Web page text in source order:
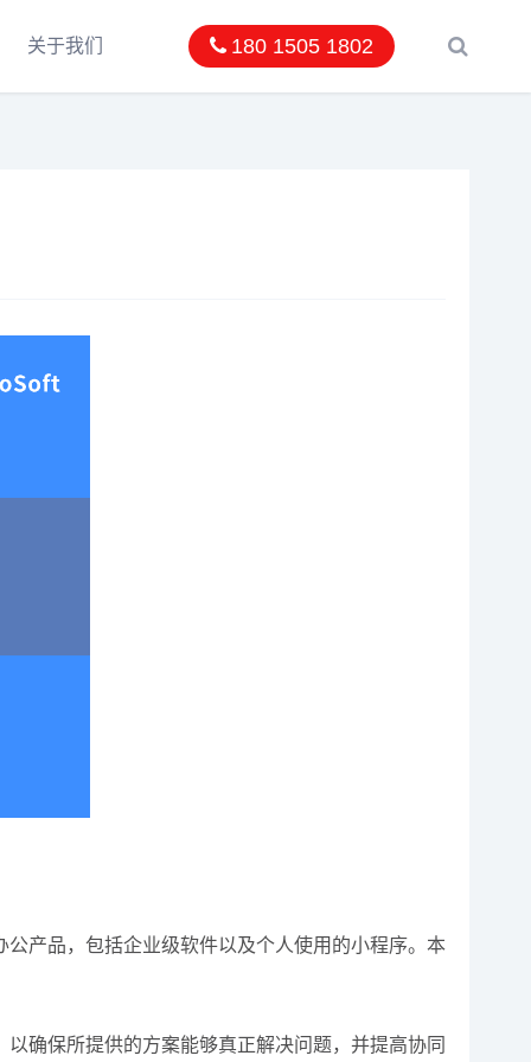
关于我们 180 1505 1802
产品，包括企业级软件以及个人使用的小程序。本
确保所提供的方案能够真正解决问题，并提高协同